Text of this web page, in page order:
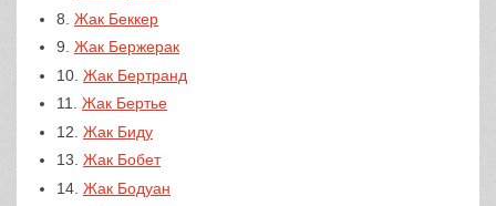
8. Жак Беккер
9. Жак Бержерак
10. Жак Бертранд
11. Жак Бертье
12. Жак Биду
13. Жак Бобет
14. Жак Бодуан